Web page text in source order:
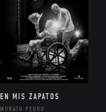
EN MIS ZAPATOS
MORATO PEDRO